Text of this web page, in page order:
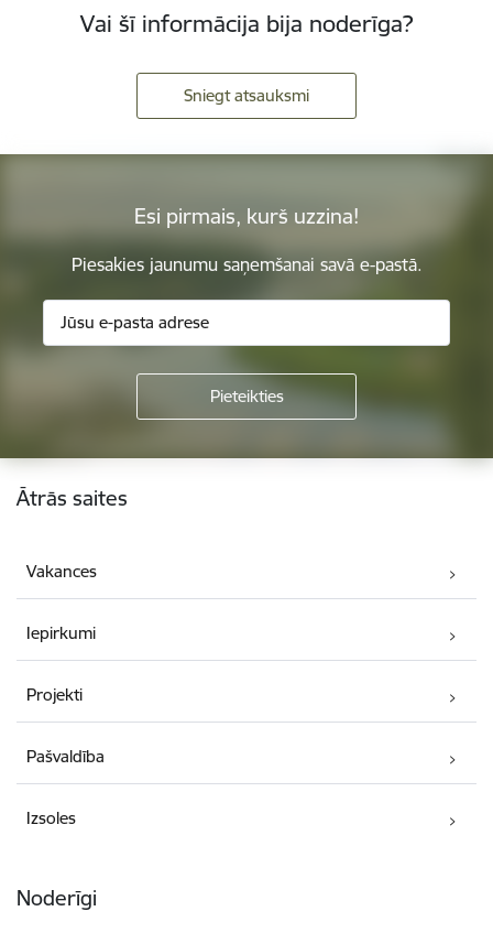
Vai šī informācija bija noderīga?
Sniegt atsauksmi
Esi pirmais, kurš uzzina!
Piesakies jaunumu saņemšanai savā e-pastā.
Kājene
Ātrās saites
Vakances
Iepirkumi
Projekti
Pašvaldība
Izsoles
Noderīgi